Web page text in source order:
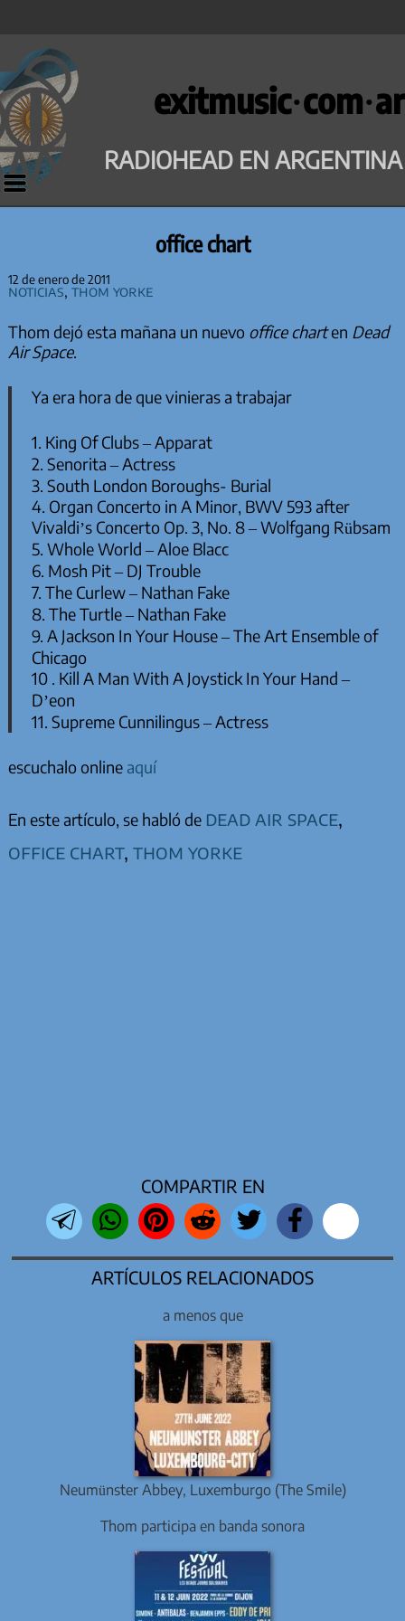
Saltar
al
contenido
exitmusic·com·ar
RADIOHEAD EN ARGENTINA
office chart
12 de enero de 2011
Noticias, Thom Yorke
Thom dejó esta mañana un nuevo office charten Dead
Air Space.
Ya era hora de que vinieras a trabajar
1. King Of Clubs – Apparat
2. Senorita – Actress
3. South London Boroughs- Burial
4. Organ Concerto in A Minor, BWV 593 after
Vivaldi’s Concerto Op. 3, No. 8 – Wolfgang Rübsam
5. Whole World – Aloe Blacc
6. Mosh Pit – DJ Trouble
7. The Curlew – Nathan Fake
8. The Turtle – Nathan Fake
9. A Jackson In Your House – The Art Ensemble of
Chicago
10 . Kill A Man With A Joystick In Your Hand –
D’eon
11. Supreme Cunnilingus – Actress
escuchalo online aquí
En este artículo, se habló de dead air space,
office chart, thom yorke
COMPARTIR EN
ARTÍCULOS RELACIONADOS
a menos que
Neumünster Abbey, Luxemburgo (The Smile)
Thom participa en banda sonora